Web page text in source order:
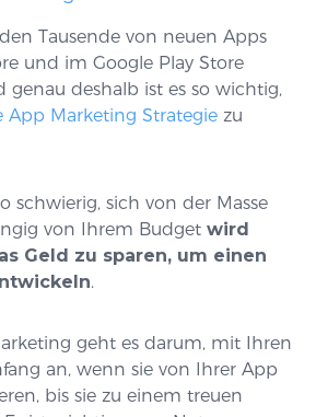
Tausende von neuen Apps
und im Google Play Store
genau deshalb ist es so wichtig,
App Marketing Strategie zu
schwierig, sich von der Masse
von Ihrem Budget wird
Geld zu sparen, um einen
.
geht es darum, mit Ihren
an, wenn sie von Ihrer App
bis sie zu einem treuen